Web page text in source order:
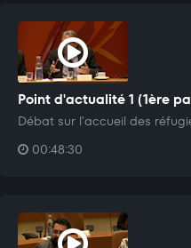
Point d'actualité 1 (1ère
Débat sur l'accueil des
00:48:30